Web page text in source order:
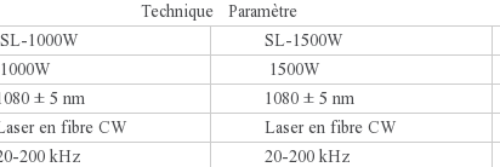
Paramètre
SL-1500W
1500W
± 5 nm 1080 ± 5 nm
en fibre CW Laser en fibre CW
kHz 20-200 kHz